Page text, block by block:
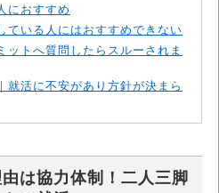
におすすめ
ている人にはおすすめできない
ットへ質問したらスルーされま
就活に不安があり方針が決まら
は協力体制！二人三脚